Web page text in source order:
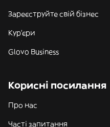
Зареєструйте свій бізнес
Кур'єри
Glovo Business
Корисні посилання
Про нас
Часті запитання